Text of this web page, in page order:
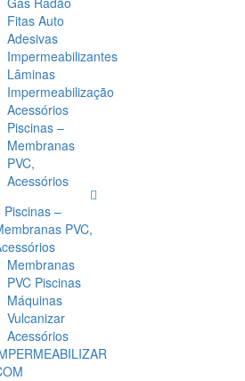
Fitas Auto
Adesivas
Impermeabilizantes
Lâminas
Impermeabilização
Acessórios
Piscinas –
Membranas
PVC,
Acessórios
Piscinas –
PVC,
Membranas
PVC Piscinas
Máquinas
Vulcanizar
Acessórios